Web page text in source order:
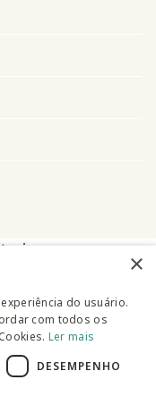
×
do usuário.
com todos os
Ler mais
DESEMPENHO